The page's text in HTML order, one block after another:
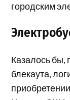
городским
Казалось бы,
блекаута,